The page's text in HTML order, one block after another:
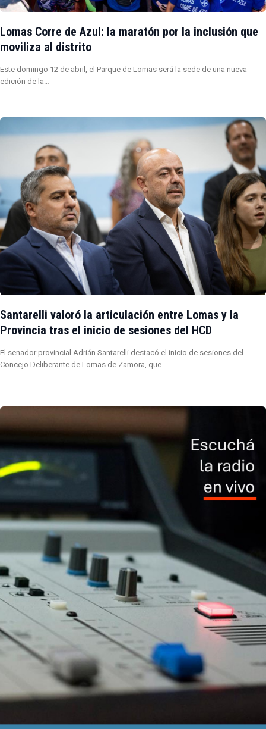
Lomas Corre de Azul: la maratón por la inclusión que
moviliza al distrito
Este domingo 12 de abril, el Parque de Lomas será la sede de una nueva
edición de la…
Santarelli valoró la articulación entre Lomas y la
Provincia tras el inicio de sesiones del HCD
El senador provincial Adrián Santarelli destacó el inicio de sesiones del
Concejo Deliberante de Lomas de Zamora, que…